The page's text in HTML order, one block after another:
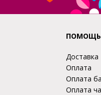
ПОМОЩЬ
Доставка
Оплата
Оплата
Оплата